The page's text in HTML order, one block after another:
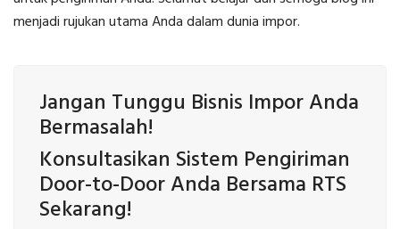
menjadi rujukan utama Anda dalam dunia impor.
Jangan Tunggu Bisnis Impor Anda
Bermasalah!
Konsultasikan Sistem Pengiriman
Door-to-Door Anda Bersama RTS
Sekarang!